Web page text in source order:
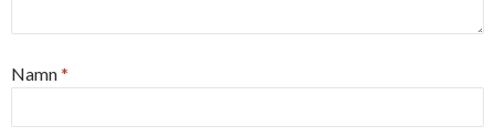
Namn*